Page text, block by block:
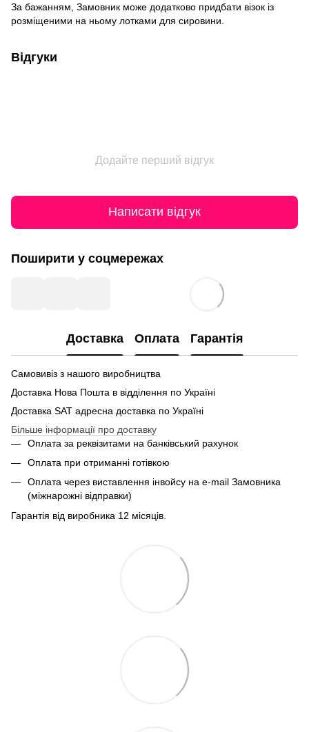
За бажанням, Замовник може додатково придбати візок із
розміщеними на ньому лотками для сировини.
Відгуки
Додайте перший відгук
Написати відгук
Поширити у соцмережах
Доставка Оплата Гарантія
Самовивіз з нашого виробництва
Доставка Нова Пошта в відділення по Україні
Доставка SАТ адресна доставка по Україні
Більше інформації про доставку
Оплата за реквізитами на банківський рахунок
Оплата при отриманні готівкою
Оплата через виставлення інвойсу на e-mail Замовника
(міжнарожні відправки)
Гарантія від виробника 12 місяців.